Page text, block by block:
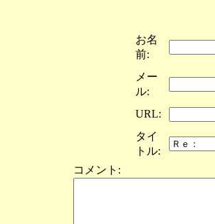
お名
前:
メー
ル:
URL:
タイ
トル:
コメント: